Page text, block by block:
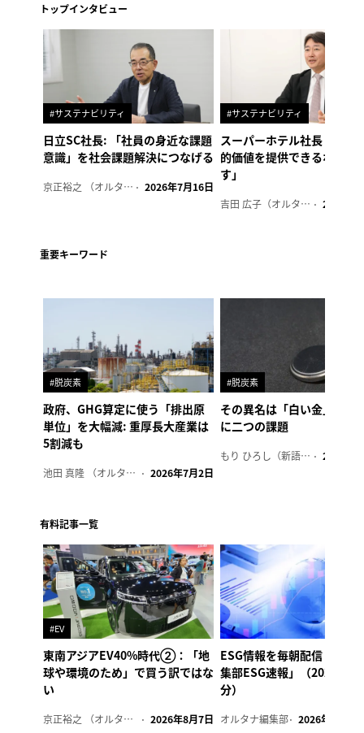
トップインタビュー
#サステナビリティ
日立SC社長: 「社員の身近な課題
意識」を社会課題解決につなげる
京正裕之 （オルタナ副編集長） 2026年7月16日
#サステナビリティ
スーパーホテル社長「地域
的価値を提供できるホテル
す」
吉田 広子（オルタナ輪番編集長） 2026年6
重要キーワード
#脱炭素
政府、GHG算定に使う「排出原
単位」を大幅減: 重厚長大産業は
5割減も
池田 真隆 （オルタナ輪番編集長） 2026年7月2日
#脱炭素
その異名は「白い金」、リ
に二つの課題
もり ひろし（新語ウォッチャー） 2023年7
有料記事一覧
#EV
東南アジアEV40%時代②：「地
球や環境のため」で買う訳ではな
い
京正裕之 （オルタナ副編集長） 2026年8月7日
ESG情報を毎朝配信「オル
集部ESG速報」（2026年8
分）
オルタナ編集部 2026年8月7日